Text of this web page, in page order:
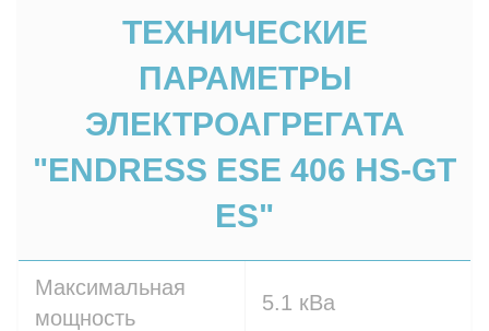
ТЕХНИЧЕСКИЕ
ПАРАМЕТРЫ
ЭЛЕКТРОАГРЕГАТА
"ENDRESS ESE 406 HS-GT
ES"
Максимальная
мощность
5.1 кВа